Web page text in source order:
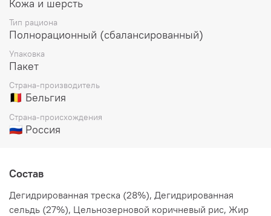
Кожа и шерсть
Тип рациона
Полнорационный (сбалансированный)
Упаковка
Пакет
Страна-производитель
🇧🇪 Бельгия
Страна-происхождения
🇷🇺 Россия
Состав
Дегидрированная треска (28%), Дегидрированная
сельдь (27%), Цельнозерновой коричневый рис, Жир